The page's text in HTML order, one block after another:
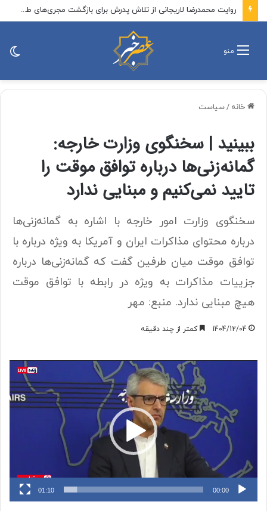
روایت محمدرضا لاریجانی از تلاش پدرش برای بازگشت مجری‌های طرد شده از صدا و سیما/ بعد از رد صلاحیت، رهبر شهید ۳ بار از شورای نگهبان ابراز نارضایتی کردند
منو
خانه /سیاست
ببینید | سخنگوی وزارت خارجه:
گمانه‌زنی‌ها درباره توافق موقت را
تایید نمی‌کنیم و مبنایی ندارد
سخنگوی وزارت امور خارجه با اشاره به گمانه‌زنی‌ها
درباره محتوای مذاکرات ایران و آمریکا به ویژه درباره با
توافق موقت میان طرفین گفت که گمانه‌زنی‌ها درباره
جزییات مذاکرات به ویژه در رابطه با توافق موقت
هیچ مبنایی ندارد. منبع: مهر
1404/12/04 کمتر از چند دقیقه
00:00
01:10